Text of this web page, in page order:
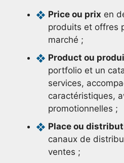
Price ou prix en
produits et offres
marché ;
Product ou
portfolio et un
services,
caractéristiques,
promotionnelles ;
Place ou
canaux de
ventes ;